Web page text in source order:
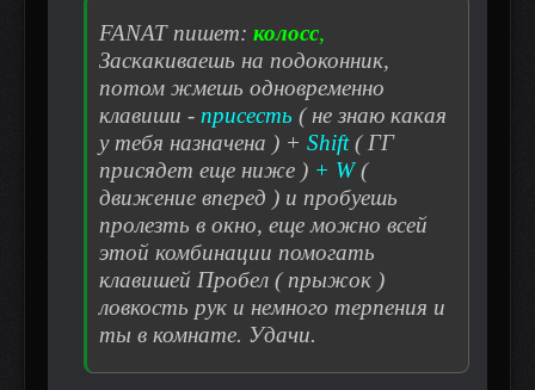
FANAT пишет: колосс,
Заскакиваешь на подоконник,
потом жмешь одновременно
клавиши - присесть ( не знаю какая
у тебя назначена ) + Shift( ГГ
присядет еще ниже ) + W(
движение вперед ) и пробуешь
пролезть в окно, еще можно всей
этой комбинации помогать
клавишей Пробел ( прыжок )
ловкость рук и немного терпения и
ты в комнате. Удачи.